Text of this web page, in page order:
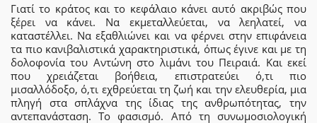
Γιατί το κράτος και το κεφάλαιο κάνει αυτό ακριβώς που
ξέρει να κάνει. Να εκμεταλλεύεται, να λεηλατεί, να
καταστέλλει. Να εξαθλιώνει και να φέρνει στην επιφάνεια
τα πιο κανιβαλιστικά χαρακτηριστικά, όπως έγινε και με τη
δολοφονία του Αντώνη στο λιμάνι του Πειραιά. Και εκεί
που χρειάζεται βοήθεια, επιστρατεύει ό,τι πιο
μισαλλόδοξο, ό,τι εχθρεύεται τη ζωή και την ελευθερία, μια
πληγή στα σπλάχνα της ίδιας της ανθρωπότητας, την
αντεπανάσταση. Το φασισμό. Από τη συνωμοσιολογική